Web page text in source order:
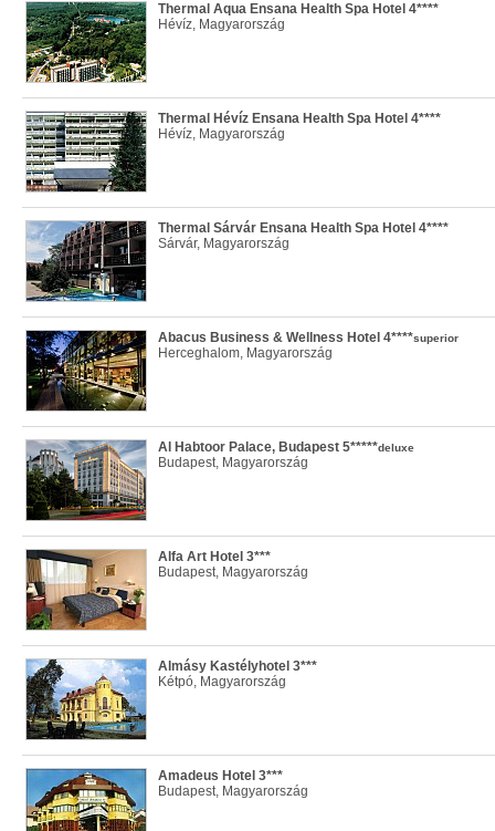
Thermal Aqua Ensana Health Spa Hotel 4****
Hévíz, Magyarország
Thermal Hévíz Ensana Health Spa Hotel 4****
Hévíz, Magyarország
Thermal Sárvár Ensana Health Spa Hotel 4****
Sárvár, Magyarország
Abacus Business & Wellness Hotel 4****superior
Herceghalom, Magyarország
Al Habtoor Palace, Budapest 5*****deluxe
Budapest, Magyarország
Alfa Art Hotel 3***
Budapest, Magyarország
Almásy Kastélyhotel 3***
Kétpó, Magyarország
Amadeus Hotel 3***
Budapest, Magyarország